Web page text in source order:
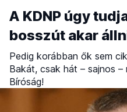
A KDNP úgy
bosszút akar
Pedig korábban ők sem
Bakát, csak hát – sajnos
Bíróság!